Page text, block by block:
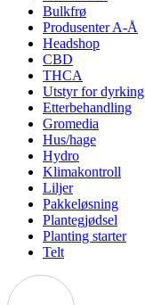
Bulkfrø
Produsenter A-Å
Headshop
CBD
THCA
Utstyr for dyrking
Etterbehandling
Gromedia
Hus/hage
Hydro
Klimakontroll
Liljer
Pakkeløsning
Plantegjødsel
Planting starter
Telt